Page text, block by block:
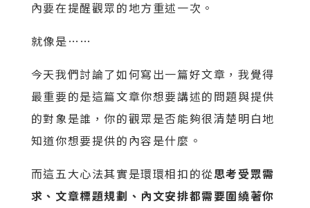
內要在提醒觀眾的地方重述一次。
就像是……
今天我們討論了如何寫出一篇好文章，我覺得
最重要的是這篇文章你想要講述的問題與提供
的對象是誰，你的觀眾是否能夠很清楚明白地
知道你想要提供的內容是什麼。
而這五大心法其實是環環相扣的從思考受眾需
求、文章標題規劃、內文安排都需要圍繞著你